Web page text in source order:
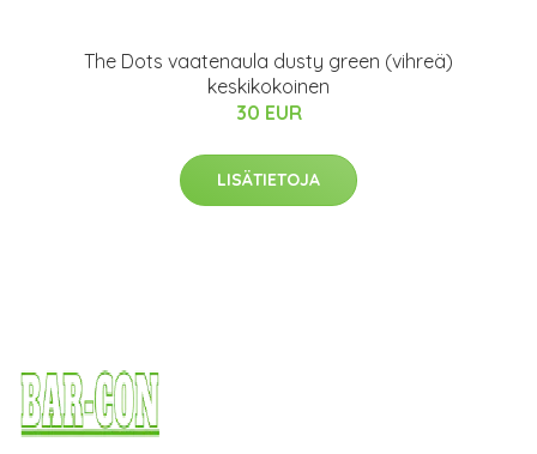
The Dots vaatenaula dusty green (vihreä)
keskikokoinen
30 EUR
LISÄTIETOJA